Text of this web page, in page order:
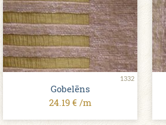
1332
Gobelēns
24.19 € /m